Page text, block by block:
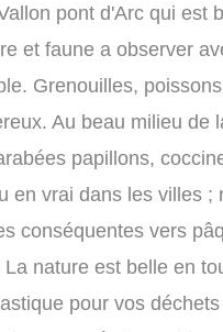
pont d'Arc qui est
et faune a observer
Grenouilles,
Au beau milieu de
papillons,
en vrai dans les villes ;
conséquentes vers
nature est belle en
pour vos